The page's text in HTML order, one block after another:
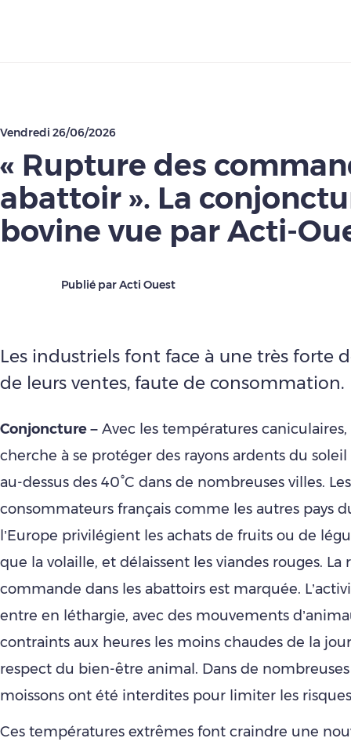
Vendredi 26/06/2026
« Rupture des
abattoir ». La
bovine vue par Acti-
Publié par Acti Ouest
Les industriels font face à une très forte
de leurs ventes, faute de consommation.
Conjoncture – Avec les températures
cherche à se protéger des rayons ardents du soleil
au-dessus des 40°C dans de nombreuses villes. Les
consommateurs français comme les autres pays
l’Europe privilégient les achats de fruits ou de
que la volaille, et délaissent les viandes rouges. La
commande dans les abattoirs est marquée.
entre en léthargie, avec des mouvements
contraints aux heures les moins chaudes de la
respect du bien-être animal. Dans de nombreuses
moissons ont été interdites pour limiter les
Ces températures extrêmes font craindre une